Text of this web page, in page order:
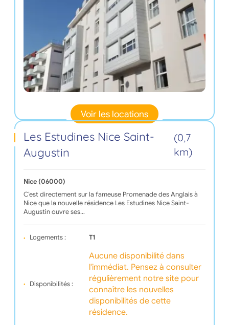
Voir les locations
Les Estudines Nice Saint-
Augustin
(0,7
km)
Nice (06000)
C’est directement sur la fameuse Promenade des Anglais à
Nice que la nouvelle résidence Les Estudines Nice Saint-
Augustin ouvre ses…
Logements : T1
Disponibilités :
Aucune disponibilité dans
l'immédiat. Pensez à consulter
régulièrement notre site pour
connaître les nouvelles
disponibilités de cette
résidence.